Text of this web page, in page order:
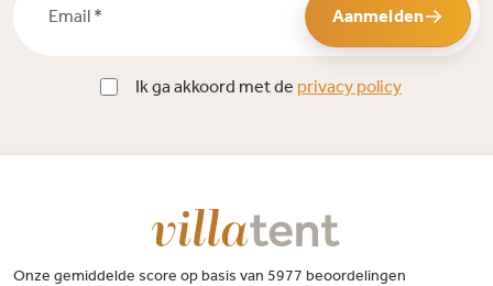
Aanmelden
Ik ga akkoord met de privacy policy
Onze gemiddelde score op basis van 5977 beoordelingen